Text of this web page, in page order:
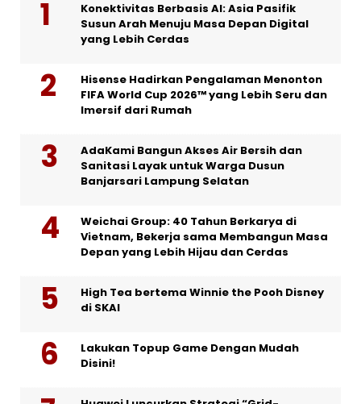
Konektivitas Berbasis AI: Asia Pasifik
Susun Arah Menuju Masa Depan Digital
yang Lebih Cerdas
Hisense Hadirkan Pengalaman Menonton
FIFA World Cup 2026™ yang Lebih Seru dan
Imersif dari Rumah
AdaKami Bangun Akses Air Bersih dan
Sanitasi Layak untuk Warga Dusun
Banjarsari Lampung Selatan
Weichai Group: 40 Tahun Berkarya di
Vietnam, Bekerja sama Membangun Masa
Depan yang Lebih Hijau dan Cerdas
High Tea bertema Winnie the Pooh Disney
di SKAI
Lakukan Topup Game Dengan Mudah
Disini!